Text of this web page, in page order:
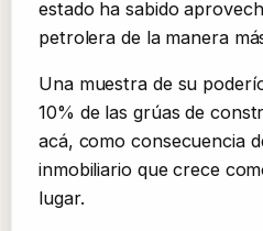
estado ha sabido
petrolera de la manera
Una muestra de su
10% de las grúas de
acá, como consecuencia
inmobiliario que crece
lugar.